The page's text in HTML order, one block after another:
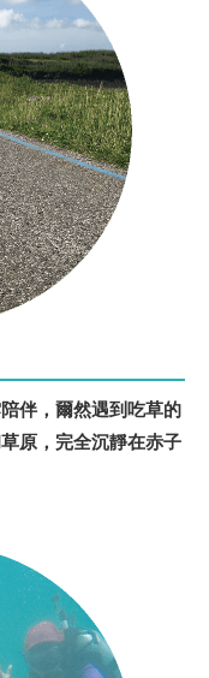
伴，爾然遇到吃草的
原，完全沉靜在赤子